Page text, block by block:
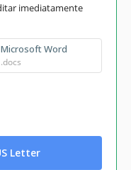
imediatamente
Microsoft Word
.docs
Letter